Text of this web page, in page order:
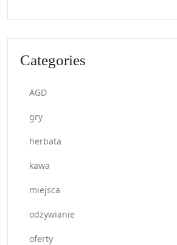
Categories
AGD
gry
herbata
kawa
miejsca
odżywianie
oferty